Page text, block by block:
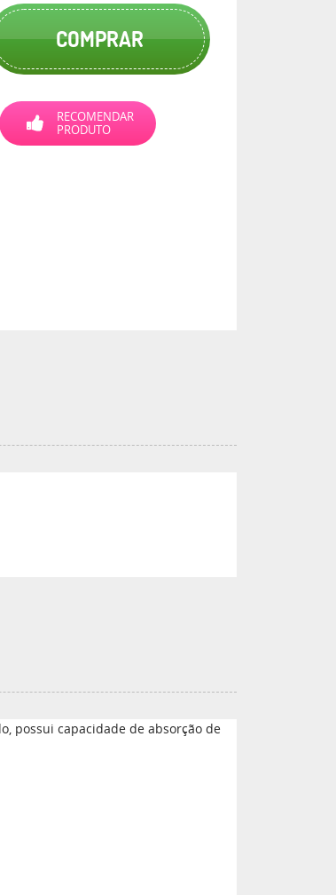
COMPRAR
RECOMENDAR
PRODUTO
possui capacidade de absorção de